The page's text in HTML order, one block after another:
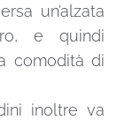
un’alzata
e quindi
comodità di
inoltre va